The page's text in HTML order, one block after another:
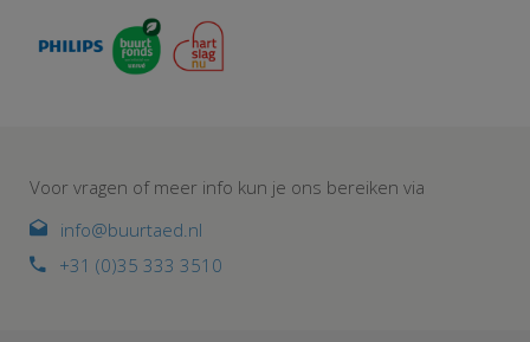
Voor vragen of meer info kun je ons bereiken via
info@buurtaed.nl
+31 (0)35 333 3510